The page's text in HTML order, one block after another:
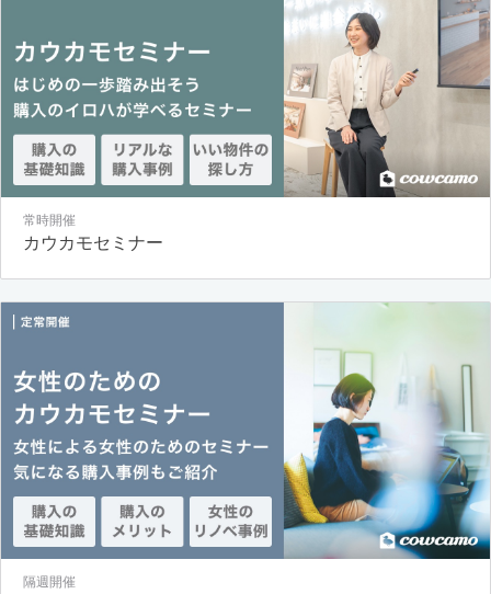
常時開催
カウカモセミナー
隔週開催